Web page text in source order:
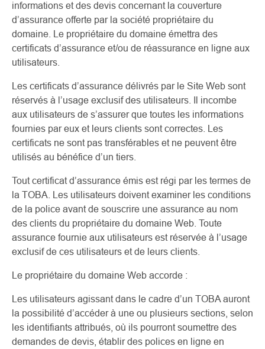
informations et des devis concernant la couverture
d’assurance offerte par la société propriétaire du
domaine. Le propriétaire du domaine émettra des
certificats d’assurance et/ou de réassurance en ligne aux
utilisateurs.
Les certificats d’assurance délivrés par le Site Web sont
réservés à l’usage exclusif des utilisateurs. Il incombe
aux utilisateurs de s’assurer que toutes les informations
fournies par eux et leurs clients sont correctes. Les
certificats ne sont pas transférables et ne peuvent être
utilisés au bénéfice d’un tiers.
Tout certificat d’assurance émis est régi par les termes de
la TOBA. Les utilisateurs doivent examiner les conditions
de la police avant de souscrire une assurance au nom
des clients du propriétaire du domaine Web. Toute
assurance fournie aux utilisateurs est réservée à l’usage
exclusif de ces utilisateurs et de leurs clients.
Le propriétaire du domaine Web accorde :
Les utilisateurs agissant dans le cadre d’un TOBA auront
la possibilité d’accéder à une ou plusieurs sections, selon
les identifiants attribués, où ils pourront soumettre des
demandes de devis, établir des polices en ligne en